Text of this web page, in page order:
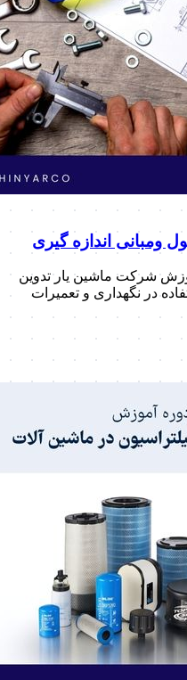
ومبانی اندازه گیری
شرکت ماشین یار تدوین
در نگهداری و تعمیرات